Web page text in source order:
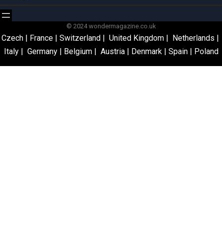
© 2024 wondermagazine.co.uk
Czech| France| Switzerland| United Kingdom| Netherlands |
Italy| Germany| Belgium| Austria| Denmark| Spain| Poland